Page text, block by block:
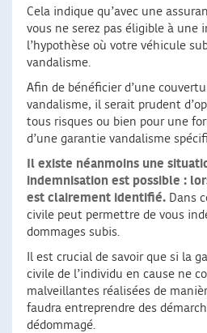
Cela indique qu’avec une
vous ne serez pas éligible à une
l’hypothèse où votre véhicule
vandalisme.
Afin de bénéficier d’une
vandalisme, il serait prudent
tous risques ou bien pour une
d’une garantie vandalisme
Il existe néanmoins une
indemnisation est possible :
est clairement identifié. Dans
civile peut permettre de vous
dommages subis.
Il est crucial de savoir que si la
civile de l’individu en cause ne
malveillantes réalisées de
faudra entreprendre des
dédommagé.